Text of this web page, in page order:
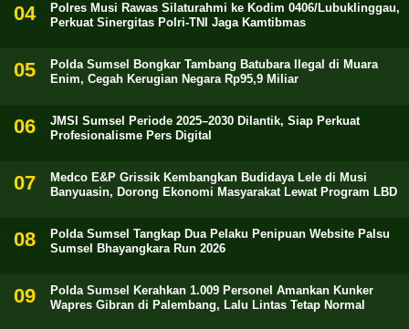
Polres Musi Rawas Silaturahmi ke Kodim 0406/Lubuklinggau,
Perkuat Sinergitas Polri-TNI Jaga Kamtibmas
Polda Sumsel Bongkar Tambang Batubara Ilegal di Muara
Enim, Cegah Kerugian Negara Rp95,9 Miliar
JMSI Sumsel Periode 2025–2030 Dilantik, Siap Perkuat
Profesionalisme Pers Digital
Medco E&P Grissik Kembangkan Budidaya Lele di Musi
Banyuasin, Dorong Ekonomi Masyarakat Lewat Program LBD
Polda Sumsel Tangkap Dua Pelaku Penipuan Website Palsu
Sumsel Bhayangkara Run 2026
Polda Sumsel Kerahkan 1.009 Personel Amankan Kunker
Wapres Gibran di Palembang, Lalu Lintas Tetap Normal